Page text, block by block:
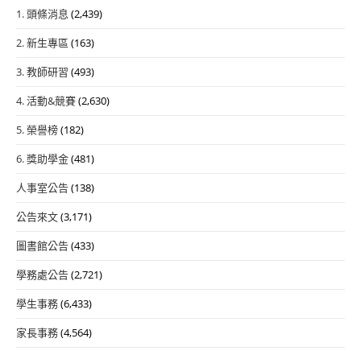
1. 頭條消息 (2,439)
2. 新生專區 (163)
3. 教師研習 (493)
4. 活動&競賽(2,630)
5. 榮譽榜(182)
6. 獎助學金(481)
人事室公告(138)
公告來文(3,171)
圖書館公告(433)
學務處公告(2,721)
學生事務(6,433)
家長事務(4,564)